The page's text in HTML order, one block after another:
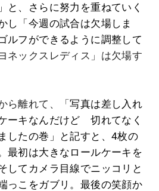
と、さらに努力を重ねていく
し「今週の試合は欠場しま
ルフができるように調整して
ネックスレディス」は欠場す
ら離れて、「写真は差し入れ
ーキなんだけど 切れてなく
したの巻」と記すと、4枚の
最初は大きなロールケーキを
してカメラ目線でニッコリと
っこをガブリ。最後の笑顔か